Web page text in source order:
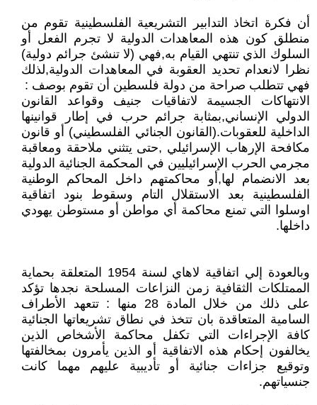
أن فكرة اتخاذ التدابير التشريعية الفلسطينية تقوم من
منطلق كون هذه المعاهدات الدولية لا تجرم الفعل أو
السلوك الذي تنتهي القيام به,فهي (لا تنشئ جرائم دولية)
نظرا لانعدام تحديد العقوبة في المعاهدات الدولية,لذلك
فهي تتطلب صراحة من دولة فلسطين أن تقوم بوصف :
الانتهاكات الجسيمة لاتفاقيات جنيف وقواعد القانون
الدولي الإنساني,بمثابة جرائم حرب في إطار قوانينها
الداخلية للعقوبات.(القانون الجنائي الفلسطيني) أو قانون
مكافحة الإرهاب الإسرائيلي ,حتى يتثني ملاحقة ومعاقبة
مجرمي الحرب الإسرائيليين في المحكمة الجنائية الدولية
بعد الانضمام لها,أو محاكمتهم داخل المحاكم الوطنية
الفلسطينية بعد الاستقلال التام وسقوط بنود اتفاقية
اوسلوا التي تمنع محاكمة أي مواطن أو مستوطن يهودي
داخلها.
وبالعودة إلي اتفاقية لاهاي لسنة 1954 المتعلقة بحماية
الممتلكات الثقافية زمن النزاعات المسلحة نجدها تؤكد
على ذلك من خلال المادة 28 منها : تتعهد الأطراف
السامية المتعاقدة بان تتخذ في نطاق تشريعاتها الجنائية
كافة الإجراءات التي تكفل محاكمة الأشخاص الذين
يخالفون إحكام هذه الاتفاقية أو الذين يأمرون بمخالفتها
وتوقيع جزاءات جنائية أو تأديبية عليهم مهما كانت
جنسياتهم.